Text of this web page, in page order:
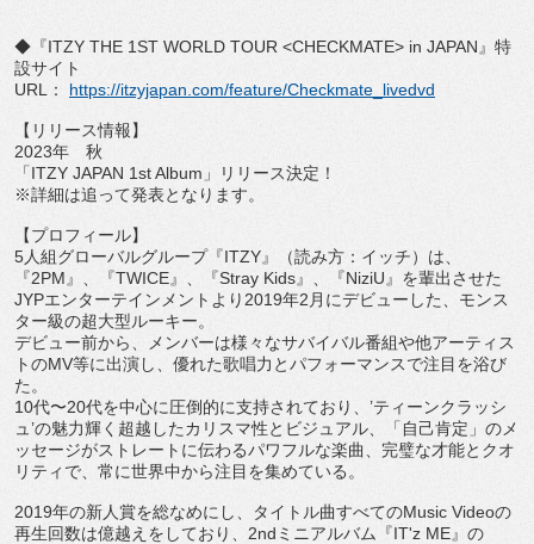
◆『ITZY THE 1ST WORLD TOUR <CHECKMATE> in JAPAN 』特
設サイト
URL
： https://itzyjapan.com/feature/Checkmate_livedvd
【リリース情報】
2023年 秋
「ITZY JAPAN 1st Album 」リリース決定！
※詳細は追って発表となります。
【プロフィール】
5人組グローバルグループ『ITZY』（読み方：イッチ）は、
『2PM 』、『TWICE』、『Stray Kids』、『NiziU 』を輩出させた
JYPエンターテインメ ントより 2019年2 月にデビューした、 モンス
ター級の超大型ルーキー。
デビュー前から、
メンバーは様々なサバイバル番組や他アーティス
トのMV等に出演し、優れた歌唱力とパフォーマンスで注目を浴び
た。
10代〜20代を中心に圧倒的に支持されており、 ’ティーンクラ ッシ
ュ ’の魅力輝く超越したカリスマ性とビジュアル、「 自己肯定」のメ
ッセージがストレートに伝わるパワフルな楽曲、 完璧な才能とクオ
リティで、常に世界中から注目を集めている。
2019年の新人賞を総なめにし、タイトル曲すべてのMusic Videoの
再生回数は億越えをしており、 2nd ミニアルバム『IT'z ME』の